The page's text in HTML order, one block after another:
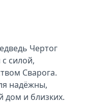
Чертог
силой,
Сварога.
надёжны,
и близких.